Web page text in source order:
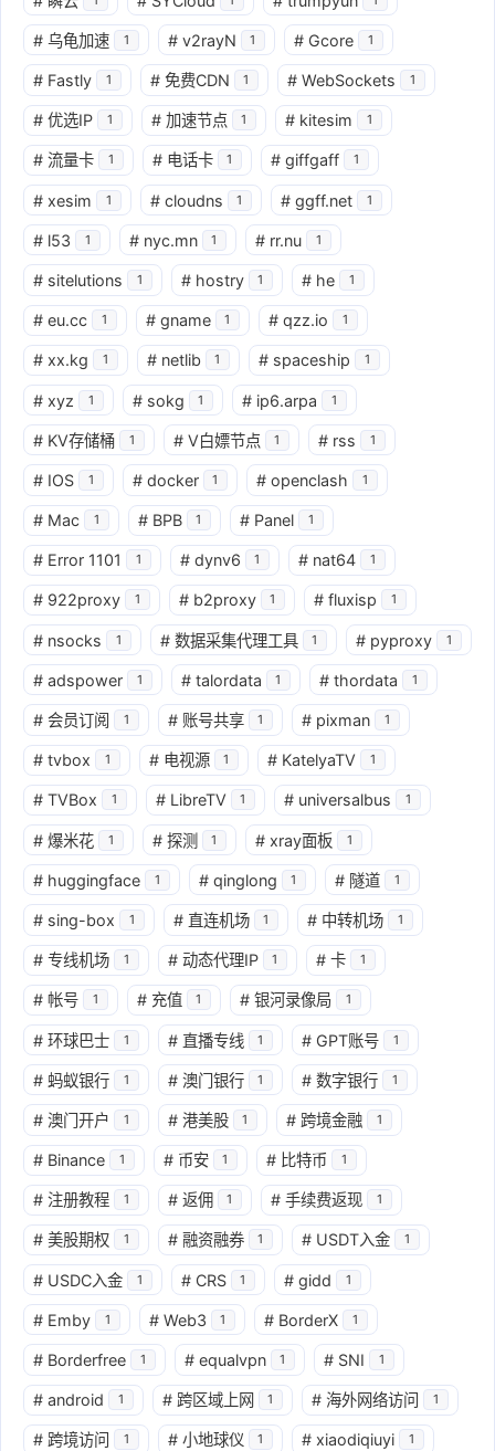
# 乌龟加速 1 # v2rayN 1 # Gcore 1
# Fastly 1 # 免费CDN 1 # WebSockets 1
# 优选IP 1 # 加速节点 1 # kitesim 1
# 流量卡 1 # 电话卡 1 # giffgaff 1
# xesim 1 # cloudns 1 # ggff.net 1
# l53 1 # nyc.mn 1 # rr.nu 1
# sitelutions 1 # hostry 1 # he 1
# eu.cc 1 # gname 1 # qzz.io 1
# xx.kg 1 # netlib 1 # spaceship 1
# xyz 1 # sokg 1 # ip6.arpa 1
# KV存储桶 1 # V白嫖节点 1 # rss 1
# IOS 1 # docker 1 # openclash 1
# Mac 1 # BPB 1 # Panel 1
# Error 1101 1 # dynv6 1 # nat64 1
# 922proxy 1 # b2proxy 1 # fluxisp 1
# nsocks 1 # 数据采集代理工具 1 # pyproxy 1
# adspower 1 # talordata 1 # thordata 1
# 会员订阅 1 # 账号共享 1 # pixman 1
# tvbox 1 # 电视源 1 # KatelyaTV 1
# TVBox 1 # LibreTV 1 # universalbus 1
# 爆米花 1 # 探测 1 # xray面板 1
# huggingface 1 # qinglong 1 # 隧道 1
# sing-box 1 # 直连机场 1 # 中转机场 1
# 专线机场 1 # 动态代理IP 1 # 卡 1
# 帐号 1 # 充值 1 # 银河录像局 1
# 环球巴士 1 # 直播专线 1 # GPT账号 1
# 蚂蚁银行 1 # 澳门银行 1 # 数字银行 1
# 澳门开户 1 # 港美股 1 # 跨境金融 1
# Binance 1 # 币安 1 # 比特币 1
# 注册教程 1 # 返佣 1 # 手续费返现 1
# 美股期权 1 # 融资融券 1 # USDT入金 1
# USDC入金 1 # CRS 1 # gidd 1
# Emby 1 # Web3 1 # BorderX 1
# Borderfree 1 # equalvpn 1 # SNI 1
# android 1 # 跨区域上网 1 # 海外网络访问 1
# 跨境访问 1 # 小地球仪 1 # xiaodiqiuyi 1